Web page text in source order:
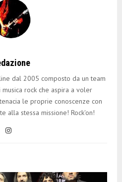
dal 2005 composto da un team
rock che aspira a voler
le proprie conoscenze con
alla stessa missione! Rock'on!